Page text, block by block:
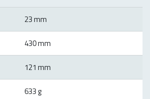
23 mm
430 mm
121 mm
633 g